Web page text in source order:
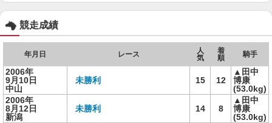
競走成績
年月日 レース
人
気
着
順
騎手
2006年
9月10日
中山
未勝利 15 12
▲田中
博康
(53.0kg)
2006年
8月12日
新潟
未勝利 14 8
▲田中
博康
(53.0kg)